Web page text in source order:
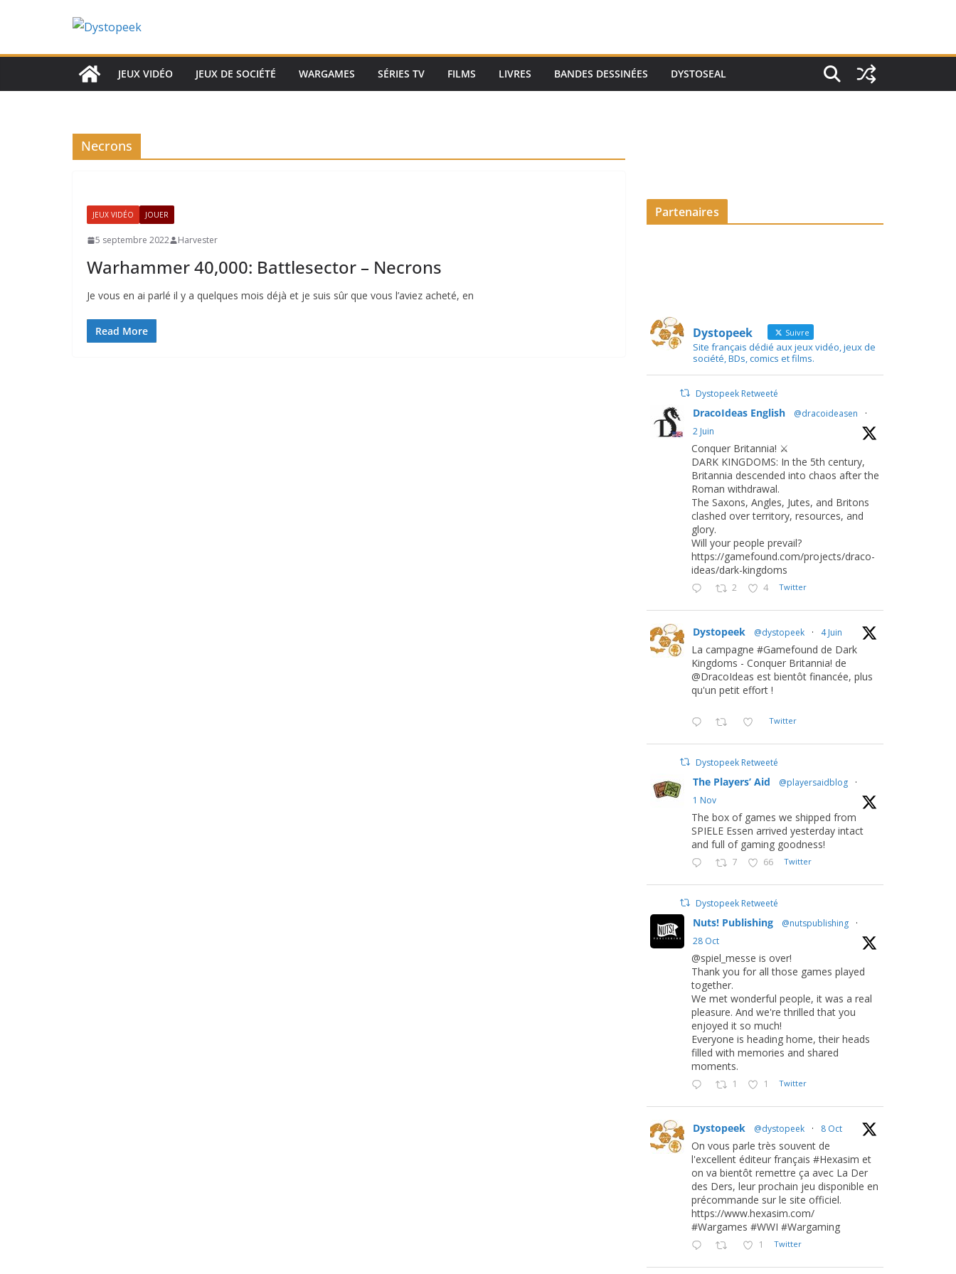
JEUX VIDÉO JEUX DE SOCIÉTÉ WARGAMES SÉRIES TV FILMS LIVRES BANDES DESSINÉES DYSTOSEAL
Necrons
JEUX VIDÉO JOUER
5 septembre 2022 Harvester
Warhammer 40,000: Battlesector – Necrons
Je vous en ai parlé il y a quelques mois déjà et je suis sûr que vous l’aviez acheté, en
Read More
Partenaires
Dystopeek Suivre
Site français dédié aux jeux vidéo, jeux de
société, BDs, comics et films.
Dystopeek Retweeté
DracoIdeas English @dracoideasen
·
2 Juin
Conquer Britannia! ⚔️
DARK KINGDOMS: In the 5th century,
Britannia descended into chaos after the
Roman withdrawal.
The Saxons, Angles, Jutes, and Britons
clashed over territory, resources, and
glory.
Will your people prevail?
https://gamefound.com/projects/draco-
ideas/dark-kingdoms
2 4 Twitter
Dystopeek @dystopeek · 4 Juin
La campagne #Gamefound de Dark
Kingdoms - Conquer Britannia! de
@DracoIdeas est bientôt financée, plus
qu'un petit effort !
Twitter
Dystopeek Retweeté
The Players’ Aid @playersaidblog
·
1 Nov
The box of games we shipped from
SPIELE Essen arrived yesterday intact
and full of gaming goodness!
7 66 Twitter
Dystopeek Retweeté
Nuts! Publishing @nutspublishing
·
28 Oct
@spiel_messe is over!
Thank you for all those games played
together.
We met wonderful people, it was a real
pleasure. And we're thrilled that you
enjoyed it so much!
Everyone is heading home, their heads
filled with memories and shared
moments.
1 1 Twitter
Dystopeek @dystopeek · 8 Oct
On vous parle très souvent de
l'excellent éditeur français #Hexasim et
on va bientôt remettre ça avec La Der
des Ders, leur prochain jeu disponible en
précommande sur le site officiel.
https://www.hexasim.com/
#Wargames #WWI #Wargaming
1 Twitter